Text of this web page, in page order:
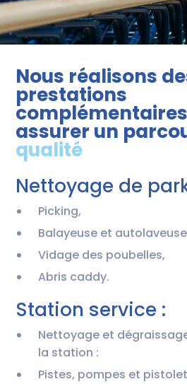
Nous réalisons
prestations
assurer un
qualité
Nettoyage de
Picking,
Balayeuse et
Vidage des poubelles,
Abris caddy.
Station service :
Nettoyage et
la station :
Pistes, pompes et